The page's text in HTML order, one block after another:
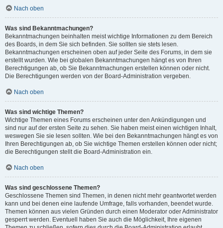
Nach oben
Was sind Bekanntmachungen?
Bekanntmachungen beinhalten meist wichtige Informationen zu dem Bereich
des Boards, in dem Sie sich befinden. Sie sollten sie stets lesen.
Bekanntmachungen erscheinen oben auf jeder Seite des Forums, in dem sie
erstellt wurden. Wie bei globalen Bekanntmachungen hängt es von Ihren
Berechtigungen ab, ob Sie Bekanntmachungen erstellen können oder nicht.
Die Berechtigungen werden von der Board-Administration vergeben.
Nach oben
Was sind wichtige Themen?
Wichtige Themen eines Forums erscheinen unter den Ankündigungen und
sind nur auf der ersten Seite zu sehen. Sie haben meist einen wichtigen Inhalt,
weswegen Sie sie lesen sollten. Wie bei den Bekanntmachungen hängt es von
Ihren Berechtigungen ab, ob Sie wichtige Themen erstellen können oder nicht;
die Berechtigungen stellt die Board-Administration ein.
Nach oben
Was sind geschlossene Themen?
Geschlossene Themen sind Themen, in denen nicht mehr geantwortet werden
kann und bei denen eine laufende Umfrage, falls vorhanden, beendet wurde.
Themen können aus vielen Gründen durch einen Moderator oder Administrator
gesperrt werden. Eventuell haben Sie auch die Möglichkeit, Ihre eigenen